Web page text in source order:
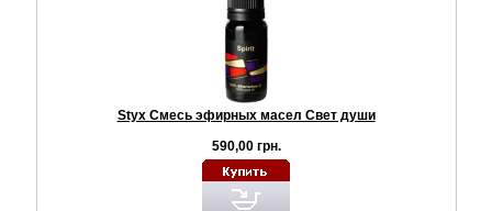
Styx Смесь эфирных масел Свет души
590,00 грн.